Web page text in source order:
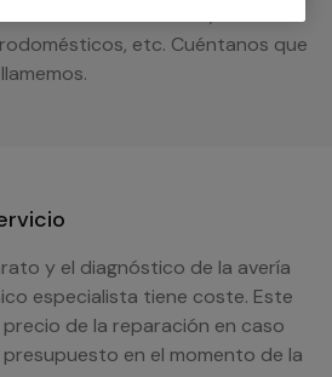
necesites: materiales,
etc. Cuéntanos que
y el diagnóstico de la avería
especialista tiene coste. Este
de la reparación en caso
en el momento de la